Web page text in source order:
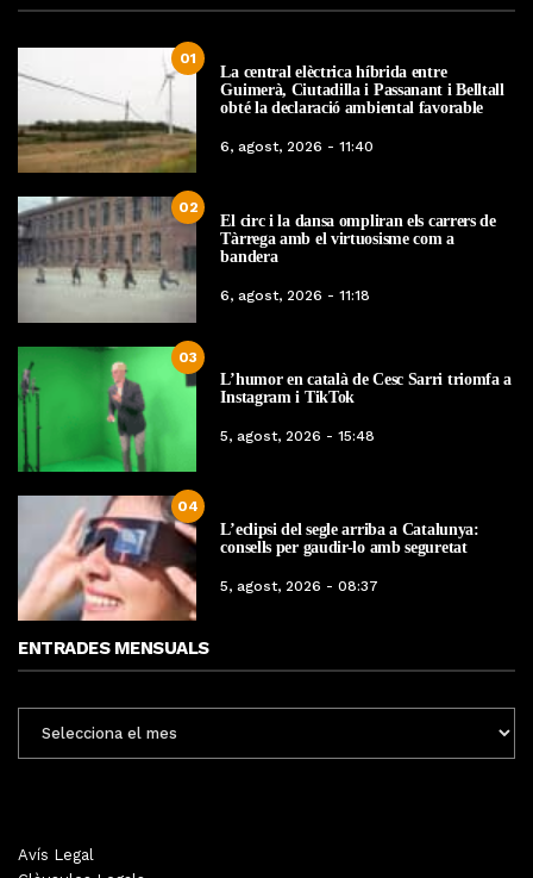
01
La central elèctrica híbrida entre
Guimerà, Ciutadilla i Passanant i Belltall
obté la declaració ambiental favorable
6, agost, 2026 - 11:40
02
El circ i la dansa ompliran els carrers de
Tàrrega amb el virtuosisme com a
bandera
6, agost, 2026 - 11:18
03
L’humor en català de Cesc Sarri triomfa a
Instagram i TikTok
5, agost, 2026 - 15:48
04
L’eclipsi del segle arriba a Catalunya:
consells per gaudir-lo amb seguretat
5, agost, 2026 - 08:37
ENTRADES MENSUALS
MENSUALS
Avís Legal